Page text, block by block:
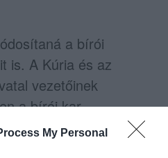
My Personal
a bírói
is. A Kúria és az
vezetőinek
a bírói kar
a kormány szerint a